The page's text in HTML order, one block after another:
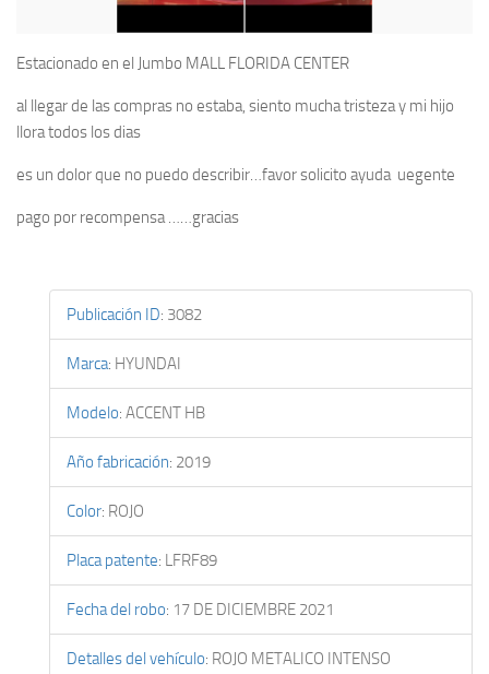
Estacionado en el Jumbo MALL FLORIDA CENTER
al llegar de las compras no estaba, siento mucha tristeza y mi hijo
llora todos los dias
es un dolor que no puedo describir…favor solicito ayuda uegente
pago por recompensa ……gracias
Publicación ID: 3082
Marca: HYUNDAI
Modelo: ACCENT HB
Año fabricación: 2019
Color: ROJO
Placa patente: LFRF89
Fecha del robo: 17 DE DICIEMBRE 2021
Detalles del vehículo: ROJO METALICO INTENSO